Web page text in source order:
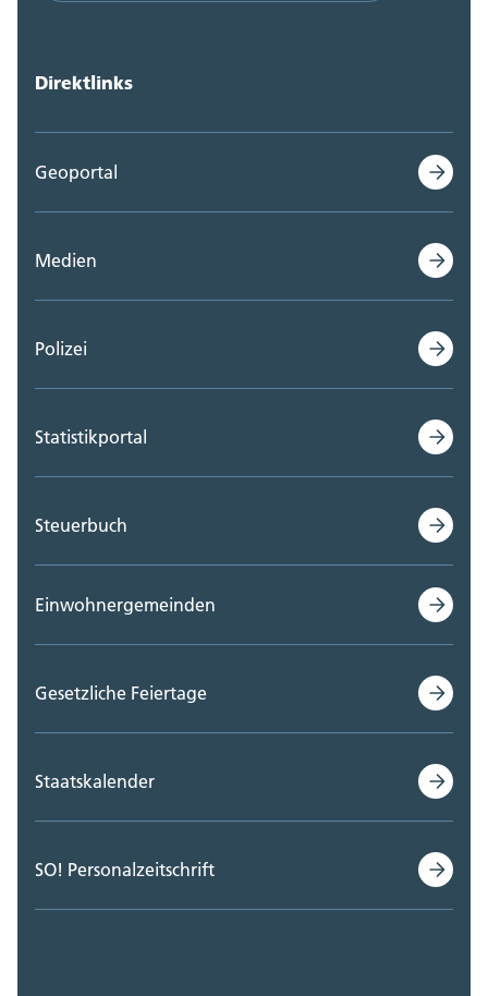
Direktlinks
Geoportal
Medien
Polizei
Statistikportal
Steuerbuch
Einwohnergemeinden
Gesetzliche Feiertage
Staatskalender
SO! Personalzeitschrift